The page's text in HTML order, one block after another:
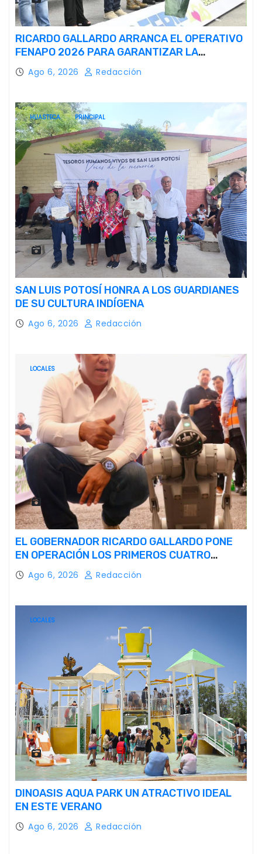
RICARDO GALLARDO ARRANCA EL OPERATIVO
FENAPO 2026 PARA GARANTIZAR LA
SEGURIDAD DE MÁS DE 9 MILLONES DE
VISITANTES
Ago 6, 2026 Redacción
HUASTECA PRINCIPAL
SAN LUIS POTOSÍ HONRA A LOS GUARDIANES
DE SU CULTURA INDÍGENA
Ago 6, 2026 Redacción
LOCALES
EL GOBERNADOR RICARDO GALLARDO PONE
EN OPERACIÓN LOS PRIMEROS CUATRO
PERROS ROBOT
Ago 6, 2026 Redacción
LOCALES
DINOASIS AQUA PARK UN ATRACTIVO IDEAL
EN ESTE VERANO
Ago 6, 2026 Redacción